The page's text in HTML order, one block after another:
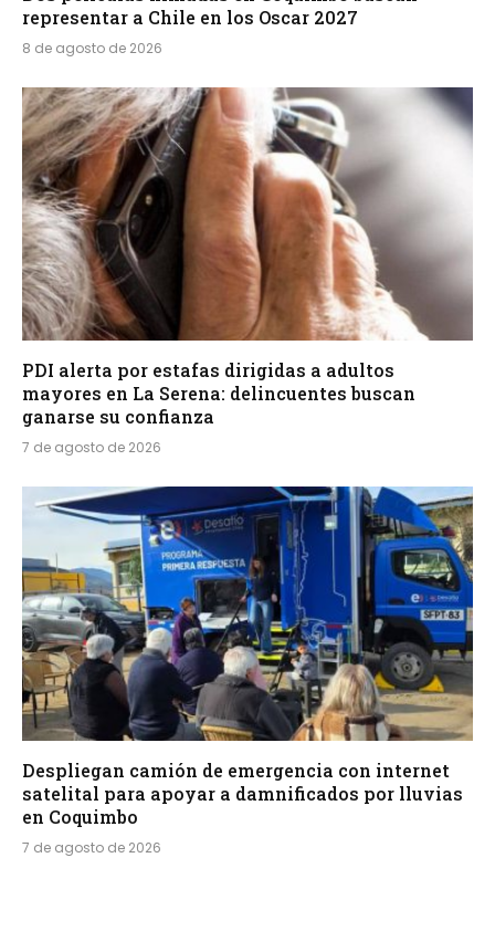
representar a Chile en los Oscar 2027
8 de agosto de 2026
PDI alerta por estafas dirigidas a adultos
mayores en La Serena: delincuentes buscan
ganarse su confianza
7 de agosto de 2026
Despliegan camión de emergencia con internet
satelital para apoyar a damnificados por lluvias
en Coquimbo
7 de agosto de 2026